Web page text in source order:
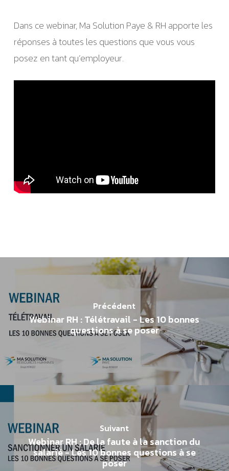
Dans ce webinar, Ma Solution Paye & RH apporte les
réponses à toutes les questions que vous vous
posez en tant qu’employeur.
Précédent
Webinar RH : Télétravail - Les 10 bonnes
questions à se poser
Suivant
Webinar RH : De la faute à la sanction du
salarié - Les 10 bonnes questions à se
poser